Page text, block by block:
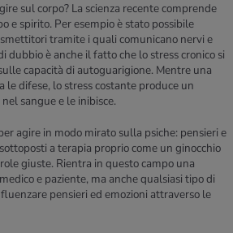
sul corpo? La scienza recente comprende
e spirito. Per esempio è stato possibile
tramite i quali comunicano nervi e
dubbio è anche il fatto che lo stress cronico si
capacità di autoguarigione. Mentre una
le difese, lo stress costante produce un
sangue e le inibisce.
agire in modo mirato sulla psiche: pensieri e
a terapia proprio come un ginocchio
giuste. Rientra in questo campo una
e paziente, ma anche qualsiasi tipo di
pensieri ed emozioni attraverso le